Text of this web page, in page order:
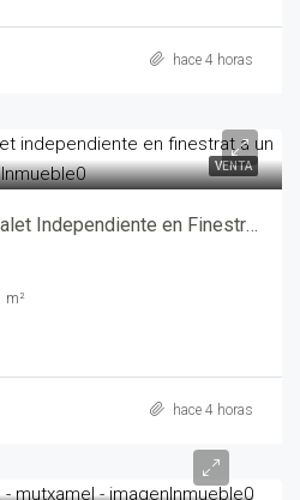
hace 4 horas
VENTA
? ¡Gran Oportunidad! Chalet Independiente en Finestrat a un Paso del Pueblo ? – yechv1014-9080
m²
hace 4 horas